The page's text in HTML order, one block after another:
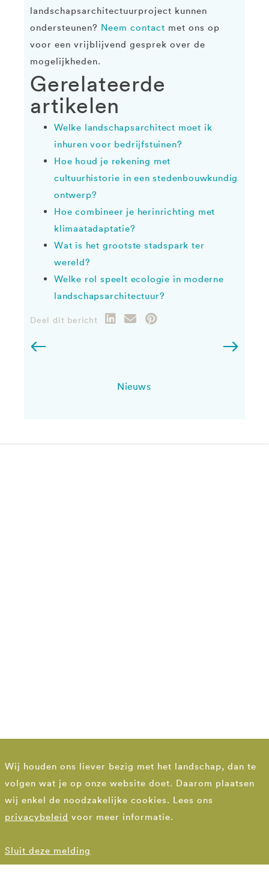
landschapsarchitectuurproject kunnen
ondersteunen? Neem contact met ons op
voor een vrijblijvend gesprek over de
mogelijkheden.
Gerelateerde
artikelen
Welke landschapsarchitect moet ik
inhuren voor bedrijfstuinen?
Hoe houd je rekening met
cultuurhistorie in een stedenbouwkundig
ontwerp?
Hoe combineer je herinrichting met
klimaatadaptatie?
Wat is het grootste stadspark ter
wereld?
Welke rol speelt ecologie in moderne
landschapsarchitectuur?
Deel dit bericht
Nieuws
Wij houden ons liever bezig met het landschap, dan te
volgen wat je op onze website doet. Daarom plaatsen
wij enkel de noodzakelijke cookies. Lees ons
privacybeleid voor meer informatie.
Sluit deze melding